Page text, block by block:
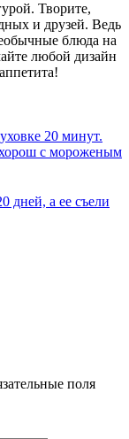
Творите,
и друзей. Ведь
блюда на
любой дизайн
20 минут.
хорош с мороженым
дней, а ее съели
поля